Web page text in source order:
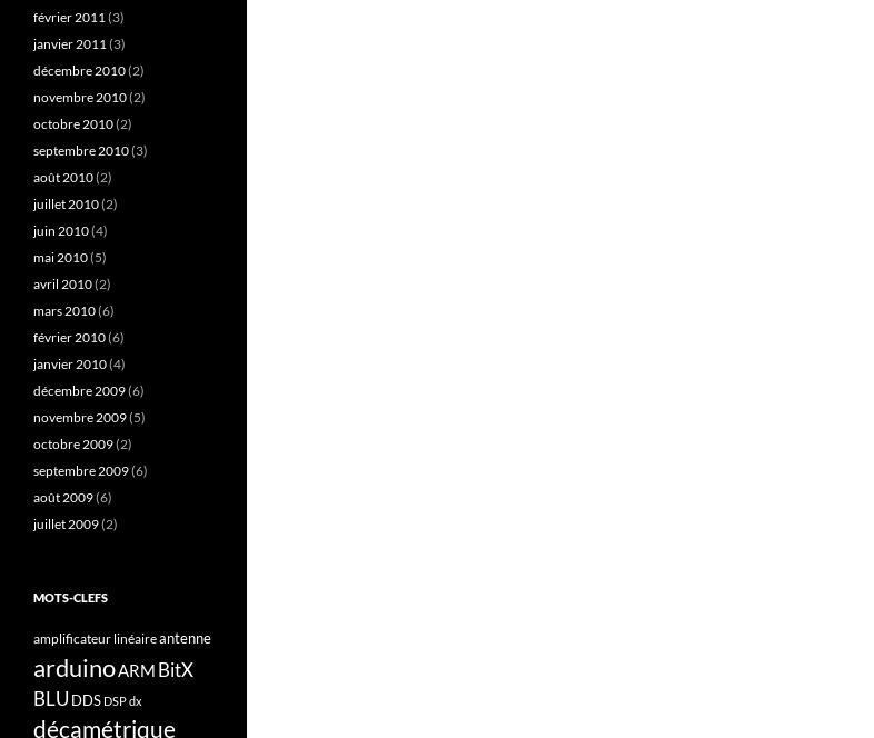
février 2011(3)
janvier 2011(3)
décembre 2010(2)
novembre 2010(2)
octobre 2010(2)
septembre 2010(3)
août 2010(2)
juillet 2010(2)
juin 2010(4)
mai 2010(5)
avril 2010(2)
mars 2010(6)
février 2010(6)
janvier 2010(4)
décembre 2009(6)
novembre 2009(5)
octobre 2009(2)
septembre 2009(6)
août 2009(6)
juillet 2009(2)
MOTS-CLEFS
amplificateur linéaireantenne
arduinoARM BitX
BLU DDS DSPdx
décamétrique